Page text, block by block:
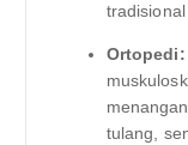
Ortopedi:
tulang,